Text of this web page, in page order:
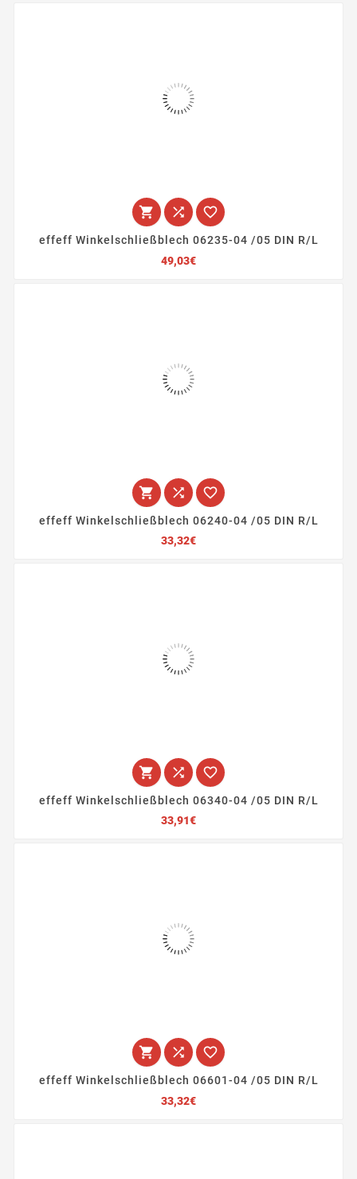
  
effeff Winkelschließblech 06235-04 /05 DIN R/L
49,03€Preis
  
effeff Winkelschließblech 06240-04 /05 DIN R/L
33,32€Preis
  
effeff Winkelschließblech 06340-04 /05 DIN R/L
33,91€Preis
  
effeff Winkelschließblech 06601-04 /05 DIN R/L
33,32€Preis